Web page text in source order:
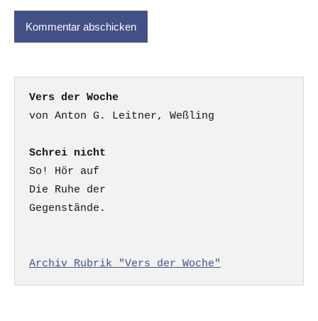
Vers der Woche
Schrei nicht
So! Hör auf
Die Ruhe der
Gegenstände.
Archiv Rubrik "Vers der Woche"